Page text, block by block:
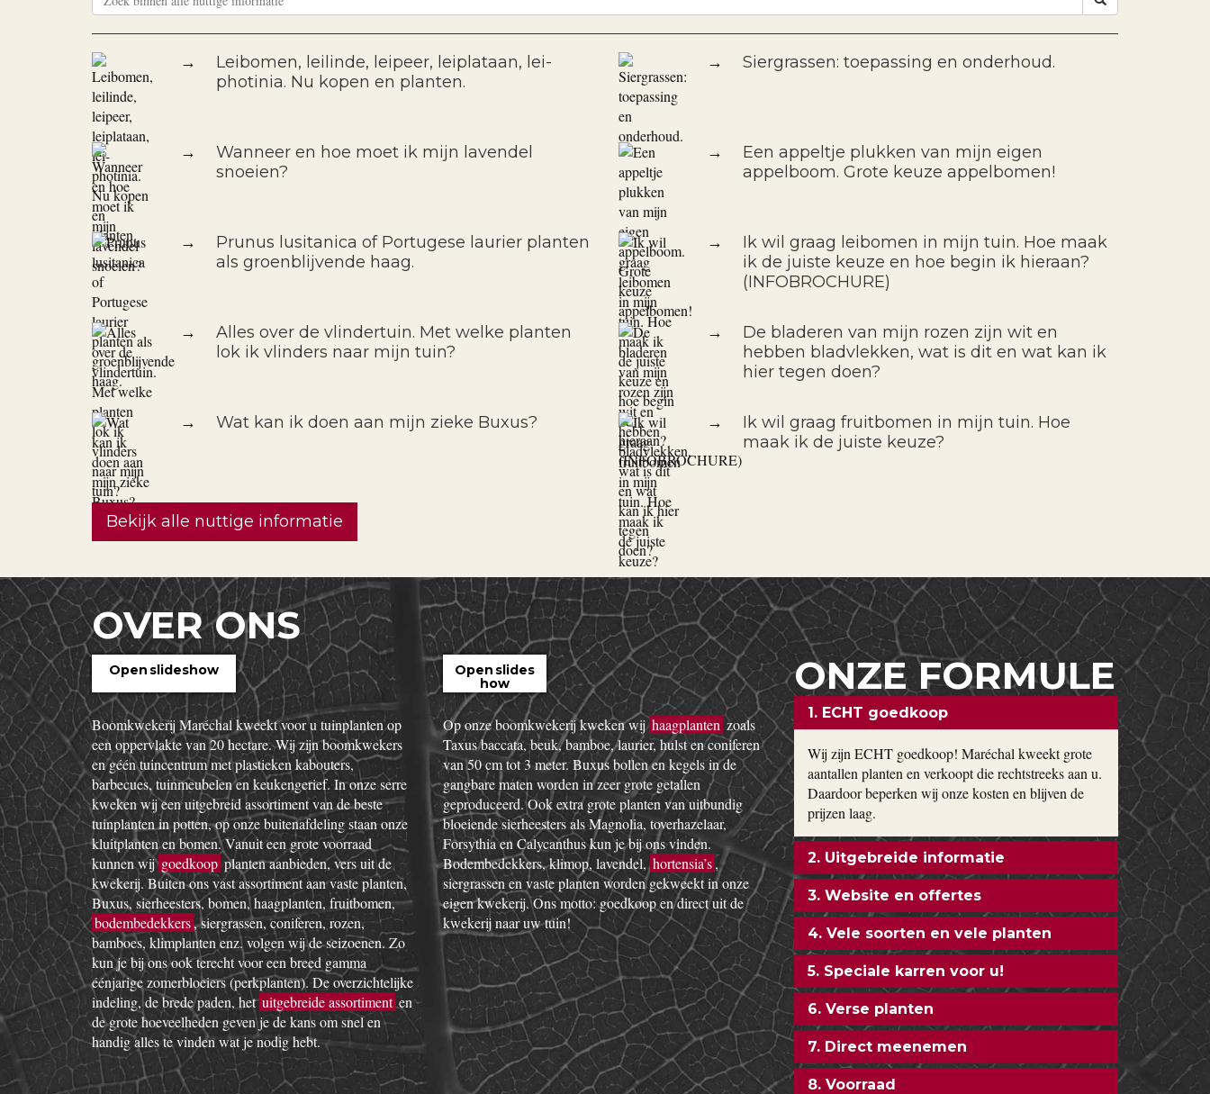
→
Leibomen, leilinde, leipeer, leiplataan, lei-
photinia. Nu kopen en planten.
→ Siergrassen: toepassing en onderhoud.
→
Wanneer en hoe moet ik mijn lavendel
snoeien?
→
Een appeltje plukken van mijn eigen
appelboom. Grote keuze appelbomen!
→
Prunus lusitanica of Portugese laurier planten
als groenblijvende haag.
→
Ik wil graag leibomen in mijn tuin. Hoe maak
ik de juiste keuze en hoe begin ik hieraan?
(INFOBROCHURE)
→
Alles over de vlindertuin. Met welke planten
lok ik vlinders naar mijn tuin?
→
De bladeren van mijn rozen zijn wit en
hebben bladvlekken, wat is dit en wat kan ik
hier tegen doen?
→ Wat kan ik doen aan mijn zieke Buxus? →
Ik wil graag fruitbomen in mijn tuin. Hoe
maak ik de juiste keuze?
Bekijk alle nuttige informatie
OVER ONS
Open slideshow
Boomkwekerij Maréchal kweekt voor u tuinplanten op
een oppervlakte van 20 hectare. Wij zijn boomkwekers
en géén tuincentrum met plastieken kabouters,
barbecues, tuinmeubelen en keukengerief. In onze serre
kweken wij een uitgebreid assortiment van de beste
tuinplanten in potten, op onze buitenafdeling staan onze
kluitplanten en bomen. Vanuit een grote voorraad
kunnen wijgoedkoopplanten aanbieden, vers uit de
kwekerij. Buiten ons vast assortiment aan vaste planten,
Buxus, sierheesters, bomen, haagplanten, fruitbomen,
bodembedekkers, siergrassen, coniferen, rozen,
bamboes, klimplanten enz. volgen wij de seizoenen. Zo
kun je bij ons ook terecht voor een breed gamma
éénjarige zomerbloeiers (perkplanten). De overzichtelijke
indeling, de brede paden, hetuitgebreide assortiment en
de grote hoeveelheden geven je de kans om snel en
handig alles te vinden wat je nodig hebt.
Open slides
how
Op onze boomkwekerij kweken wijhaagplanten zoals
Taxus baccata, beuk, bamboe, laurier, hulst en coniferen
van 50 cm tot 3 meter. Buxus bollen en kegels in de
gangbare maten worden in zeer grote getallen
geproduceerd. Ook extra grote planten van uitbundig
bloeiende sierheesters als Magnolia, toverhazelaar,
Forsythia en Calycanthus kun je bij ons vinden.
Bodembedekkers, klimop, lavendel,hortensia’s,
siergrassen en vaste planten worden gekweekt in onze
eigen kwekerij. Ons motto: goedkoop en direct uit de
kwekerij naar uw tuin!
ONZE FORMULE
1. ECHT goedkoop
Wij zijn ECHT goedkoop! Maréchal kweekt grote
aantallen planten en verkoopt die rechtstreeks aan u.
Daardoor beperken wij onze kosten en blijven de
prijzen laag.
2. Uitgebreide informatie
3. Website en offertes
4. Vele soorten en vele planten
5. Speciale karren voor u!
6. Verse planten
7. Direct meenemen
8. Voorraad